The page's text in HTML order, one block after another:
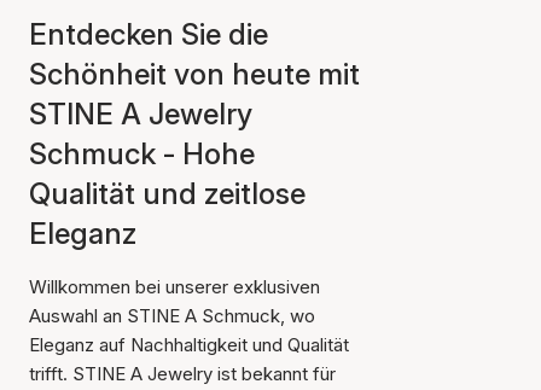
Entdecken Sie die
Schönheit von heute mit
STINE A Jewelry
Schmuck - Hohe
Qualität und zeitlose
Eleganz
Willkommen bei unserer exklusiven
Auswahl an STINE A Schmuck, wo
Eleganz auf Nachhaltigkeit und Qualität
trifft. STINE A Jewelry ist bekannt für